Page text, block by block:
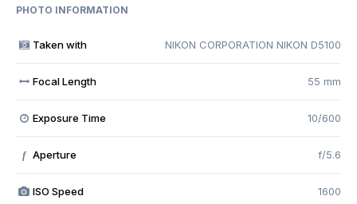
PHOTO INFORMATION
Taken with NIKON CORPORATION NIKON D5100
Focal Length 55 mm
Exposure Time 10/600
f Aperture f/5.6
ISO Speed 1600